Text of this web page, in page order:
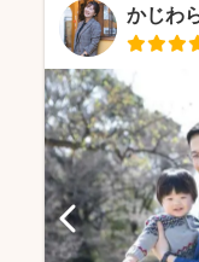
かじわ